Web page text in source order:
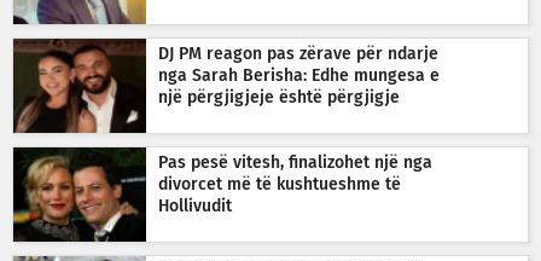
DJ PM reagon pas zërave për ndarje
nga Sarah Berisha: Edhe mungesa e
një përgjigjeje është përgjigje
Pas pesë vitesh, finalizohet një nga
divorcet më të kushtueshme të
Hollivudit